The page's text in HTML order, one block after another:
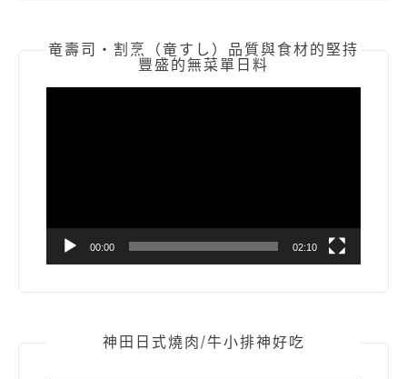
竜壽司‧割烹（竜すし）品質與食材的堅持
豐盛的無菜單日料
00:00 02:10
神田日式燒肉/牛小排神好吃